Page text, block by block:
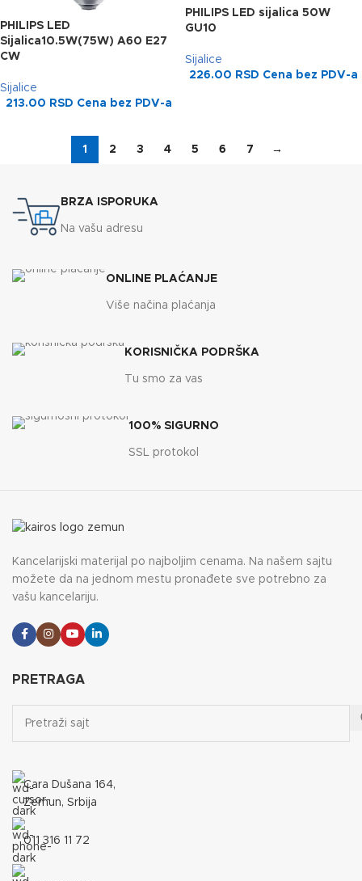
PHILIPS LED
Sijalica10.5W(75W) A60 E27
CW
Sijalice
213.00 RSD Cena bez PDV-a
PHILIPS LED sijalica 50W
GU10
Sijalice
226.00 RSD Cena bez PDV-a
1 2 3 4 5 6 7 →
BRZA ISPORUKA
Na vašu adresu
ONLINE PLAĆANJE
Više načina plaćanja
KORISNIČKA PODRŠKA
Tu smo za vas
100% SIGURNO
SSL protokol
Kancelarijski materijal po najboljim cenama. Na našem sajtu
možete da na jednom mestu pronađete sve potrebno za
vašu kancelariju.
PRETRAGA
Cara Dušana 164,
Zemun, Srbija
011 316 11 72